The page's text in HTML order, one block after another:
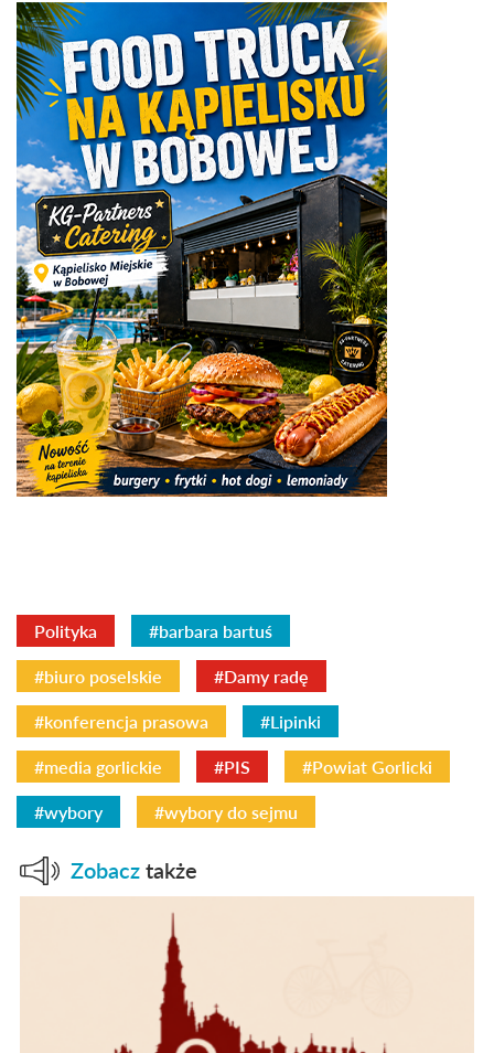
Polityka #barbara bartuś
#biuro poselskie #Damy radę
#konferencja prasowa #Lipinki
#media gorlickie #PIS #Powiat Gorlicki
#wybory #wybory do sejmu
Zobacz także